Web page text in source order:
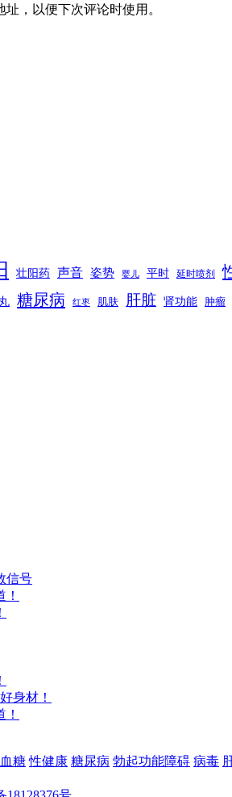
，以便下次评论时使用。
壮阳药 声音 姿势 婴儿 平时 延时喷剂
糖尿病 红枣 肌肤 肝脏 肾功能 肿瘤
信号
身材！
血糖 性健康 糖尿病 勃起功能障碍 病毒